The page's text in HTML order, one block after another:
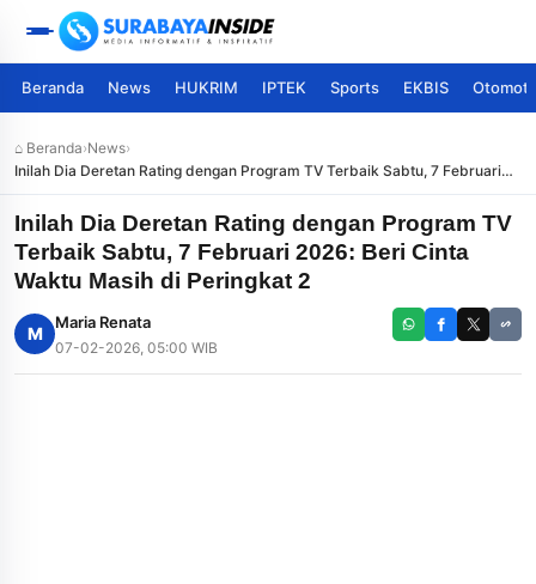
Beranda News HUKRIM IPTEK Sports EKBIS
⌂ Beranda›News›
Inilah Dia Deretan Rating dengan Program TV Terbaik Sabtu, 7 Februari
2026: Beri Cinta Waktu Masih di Peringkat 2
Inilah Dia Deretan Rating dengan Program TV
Terbaik Sabtu, 7 Februari 2026: Beri Cinta
Waktu Masih di Peringkat 2
M
Maria Renata
07-02-2026, 05:00 WIB